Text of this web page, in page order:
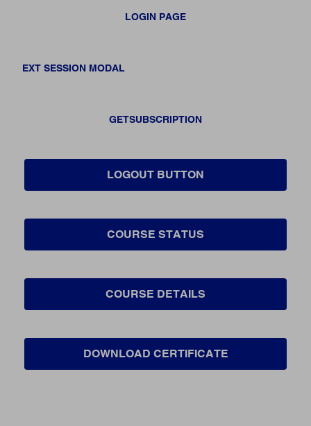
LOGIN PAGE
EXT SESSION MODAL
GETSUBSCRIPTION
LOGOUT BUTTON
COURSE STATUS
COURSE DETAILS
DOWNLOAD CERTIFICATE